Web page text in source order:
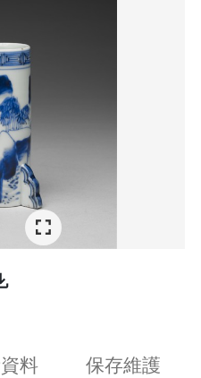
料 保存維護